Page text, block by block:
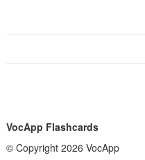
VocApp Flashcards
© Copyright 2026 VocApp